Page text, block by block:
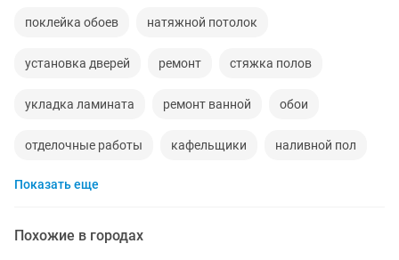
поклейка обоев натяжной потолок
установка дверей ремонт стяжка полов
укладка ламината ремонт ванной обои
отделочные работы кафельщики наливной пол
косметический ремонт квартир
Показать еще
Похожие в городах